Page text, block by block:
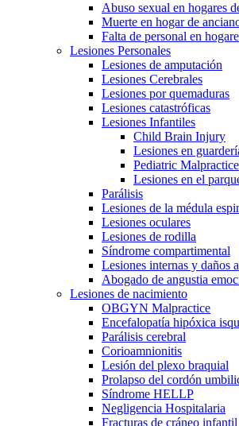
Abuso sexual en hogares
Muerte en hogar de
Falta de personal en
Lesiones Personales
Lesiones de amputación
Lesiones Cerebrales
Lesiones por quemaduras
Lesiones catastróficas
Lesiones Infantiles
Child Brain Injury
Lesiones en
Pediatric Malpractice
Lesiones en el
Parálisis
Lesiones de la médula
Lesiones oculares
Lesiones de rodilla
Síndrome compartimental
Lesiones internas y daños
Abogado de angustia
Lesiones de nacimiento
OBGYN Malpractice
Encefalopatía hipóxica
Parálisis cerebral
Corioamnionitis
Lesión del plexo braquial
Prolapso del cordón
Síndrome HELLP
Negligencia Hospitalaria
Fracturas de cráneo infantil